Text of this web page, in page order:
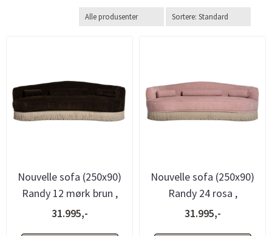
Nouvelle sofa (250x90)
Randy 12 mørk brun ,
avtagbare frynser -
31.995,-
Nouvelle sofa (250x90)
Randy 24 rosa ,
avtagbare frynser -
31.995,-